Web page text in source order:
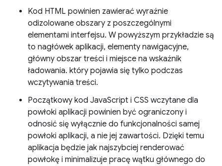
Kod HTML powinien zawierać wyraźnie
odizolowane obszary z poszczególnymi
elementami interfejsu. W powyższym przykładzie są
to nagłówek aplikacji, elementy nawigacyjne,
główny obszar treści i miejsce na wskaźnik
ładowania. który pojawia się tylko podczas
wczytywania treści.
Początkowy kod JavaScript i CSS wczytane dla
powłoki aplikacji powinien być ograniczony i
odnosić się wyłącznie do funkcjonalności samej
powłoki aplikacji, a nie jej zawartości. Dzięki temu
aplikacja będzie jak najszybciej renderować
powłokę i minimalizuje pracę wątku głównego do